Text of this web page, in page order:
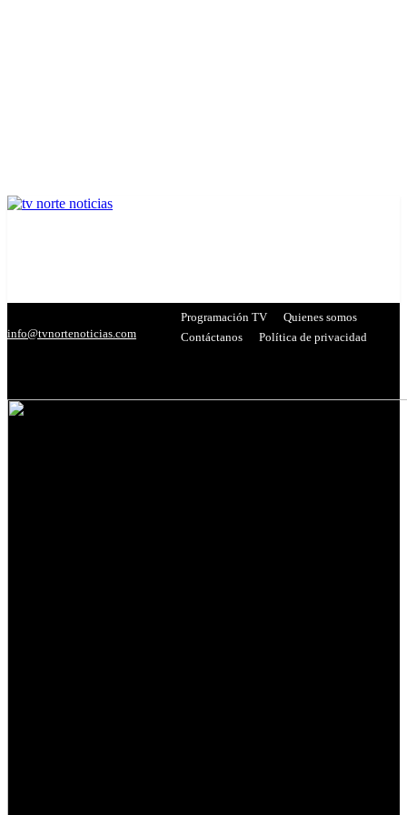
info@tvnortenoticias.com
Programación TV
Quienes somos
Contáctanos
Política de privacidad